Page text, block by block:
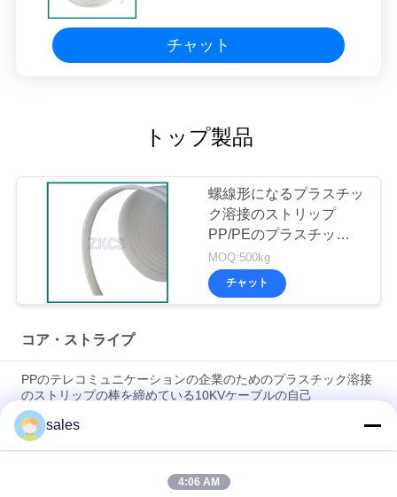
チャット
トップ製品
螺線形になるプラスチッ
ク溶接のストリップ
PP/PEのプラスチックは
んだ付けする棒2mmの
厚さ
MOQ:500kg
チャット
コア・ストライプ
PPのテレコミュニケーションの企業のためのプラスチック溶接
のストリップの棒を締めている10KVケーブルの自己
フィルム・テキスタイルロール用プラスチックサポートコア -
高強度PP/PEストリップ カスタムサイズ
通信および電気産業用プラスチックストリップ 70mm コールド
sales
4:06 AM